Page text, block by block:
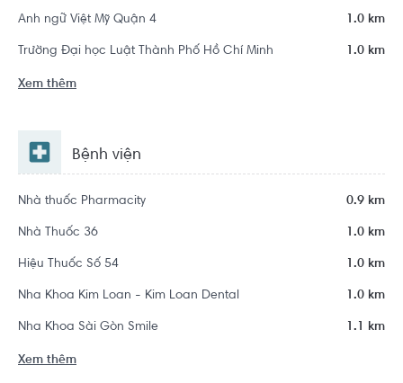
Anh ngữ Việt Mỹ Quận 4 1.0 km
Trường Đại học Luật Thành Phố Hồ Chí Minh 1.0 km
Xem thêm
Bệnh viện
Nhà thuốc Pharmacity 0.9 km
Nhà Thuốc 36 1.0 km
Hiệu Thuốc Số 54 1.0 km
Nha Khoa Kim Loan - Kim Loan Dental 1.0 km
Nha Khoa Sài Gòn Smile 1.1 km
Xem thêm